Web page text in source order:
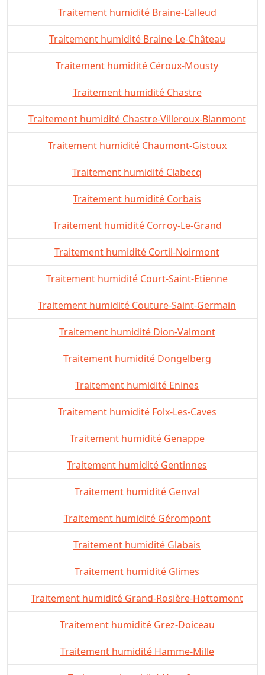
Traitement humidité Braine-L’alleud
Traitement humidité Braine-Le-Château
Traitement humidité Céroux-Mousty
Traitement humidité Chastre
Traitement humidité Chastre-Villeroux-Blanmont
Traitement humidité Chaumont-Gistoux
Traitement humidité Clabecq
Traitement humidité Corbais
Traitement humidité Corroy-Le-Grand
Traitement humidité Cortil-Noirmont
Traitement humidité Court-Saint-Etienne
Traitement humidité Couture-Saint-Germain
Traitement humidité Dion-Valmont
Traitement humidité Dongelberg
Traitement humidité Enines
Traitement humidité Folx-Les-Caves
Traitement humidité Genappe
Traitement humidité Gentinnes
Traitement humidité Genval
Traitement humidité Gérompont
Traitement humidité Glabais
Traitement humidité Glimes
Traitement humidité Grand-Rosière-Hottomont
Traitement humidité Grez-Doiceau
Traitement humidité Hamme-Mille